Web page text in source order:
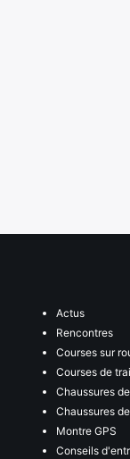
Actus
Rencontres
Courses sur
Courses de
Chaussures
Chaussures
Montre GPS
Conseils